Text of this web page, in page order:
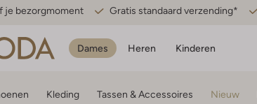
je bezorgmoment Gratis standaard verzending*
Dames Heren Kinderen
Kleding Tassen & Accessoires Nieuw